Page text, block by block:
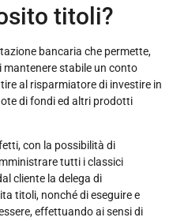
titoli?
bancaria che permette,
stabile un conto
al risparmiatore di investire in
di fondi ed altri prodotti
con la possibilità di
tutti i classici
cliente la delega di
titoli, nonché di eseguire e
effettuando ai sensi di